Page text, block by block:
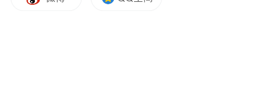
起来，问我行不行，接着就被举起来了。”